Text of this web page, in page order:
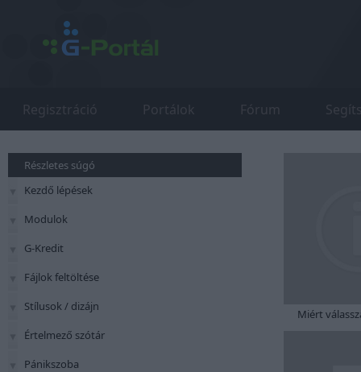
Regisztráció Portálok Fórum
Részletes súgó
Kezdő lépések
Modulok
G-Kredit
Fájlok feltöltése
Stílusok / dizájn
Értelmező szótár
Pánikszoba
Miért